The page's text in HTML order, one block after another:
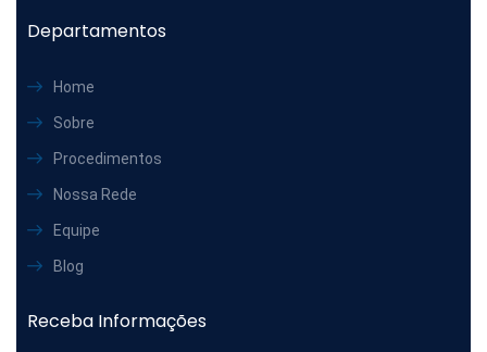
Departamentos
Home
Sobre
Procedimentos
Nossa Rede
Equipe
Blog
Receba Informações